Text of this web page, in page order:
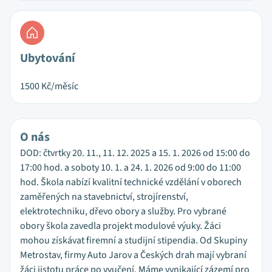
Ubytování
1500Kč/měsíc
O nás
DOD: čtvrtky 20. 11., 11. 12. 2025 a 15. 1. 2026 od 15:00 do
17:00 hod. a soboty 10. 1. a 24. 1. 2026 od 9:00 do 11:00
hod. Škola nabízí kvalitní technické vzdělání v oborech
zaměřených na stavebnictví, strojírenství,
elektrotechniku, dřevo obory a služby. Pro vybrané
obory škola zavedla projekt modulové výuky. Žáci
mohou získávat firemní a studijní stipendia. Od Skupiny
Metrostav, firmy Auto Jarov a Českých drah mají vybraní